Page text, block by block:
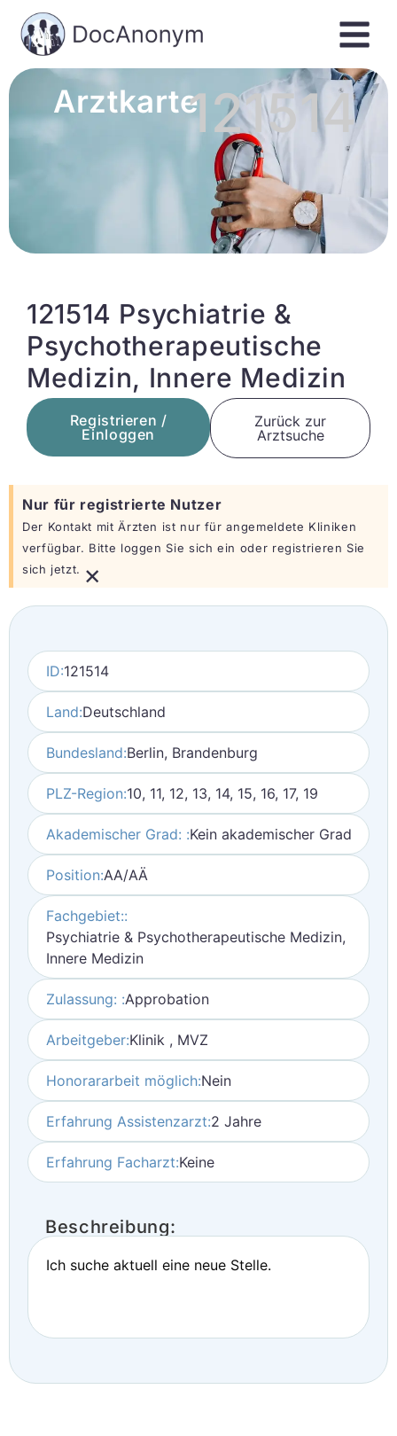
Arztkarte121514
121514 Psychiatrie &
Psychotherapeutische
Medizin, Innere Medizin
Registrieren /
Einloggen
Zurück zur
Arztsuche
Nur für registrierte Nutzer
Der Kontakt mit Ärzten ist nur für angemeldete Kliniken
verfügbar. Bitte loggen Sie sich ein oder registrieren Sie
sich jetzt. ×
ID:121514
Land:Deutschland
Bundesland:Berlin, Brandenburg
PLZ-Region:10, 11, 12, 13, 14, 15, 16, 17, 19
Akademischer Grad: :Kein akademischer Grad
Position:AA/AÄ
Fachgebiet::
Psychiatrie & Psychotherapeutische Medizin,
Innere Medizin
Zulassung: :Approbation
Arbeitgeber:Klinik , MVZ
Honorararbeit möglich:Nein
Erfahrung Assistenzarzt:2 Jahre
Erfahrung Facharzt:Keine
Beschreibung:
Ich suche aktuell eine neue Stelle.